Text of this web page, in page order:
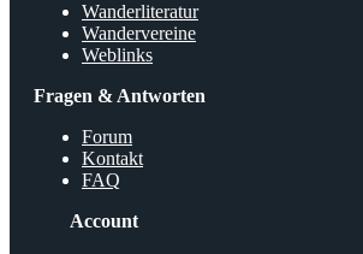
Wanderliteratur
Wandervereine
Weblinks
Fragen & Antworten
Forum
Kontakt
FAQ
Account